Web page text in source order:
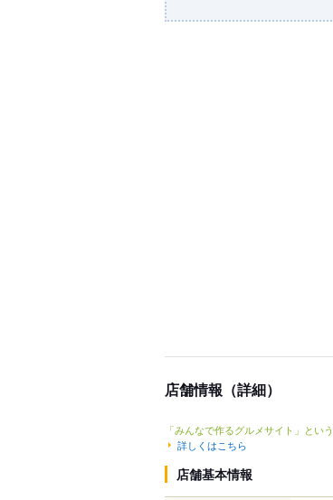
店舗情報（詳細）
「みんなで作るグルメサイト」とい
詳しくはこちら
店舗基本情報